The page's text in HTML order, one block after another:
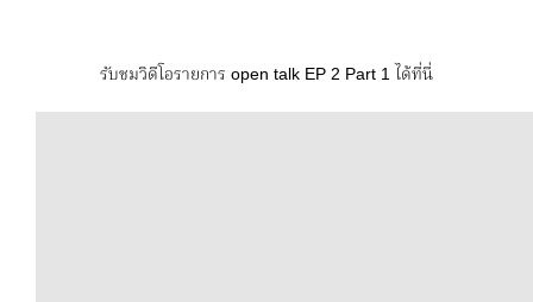
รับชมวิดีโอรายการ open talk EP 2 Part 1 ได้ที่นี่